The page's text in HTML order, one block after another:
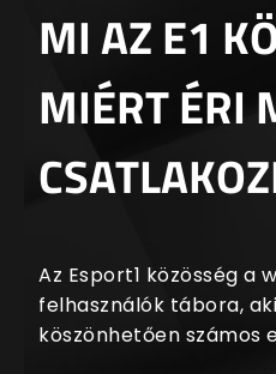
MI AZ E1
MIÉRT ÉRI
Az Esport1 közösség a
felhasználók tábora,
köszönhetően számos